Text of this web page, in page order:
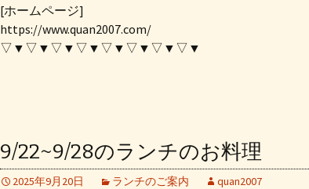
[ホームページ]
https://www.quan2007.com/
▽▼▽▼▽▼▽▼▽▼▽▼▽▼▽▼
9/22~9/28のランチのお料理
2025年9月20日 ランチのご案内 quan2007